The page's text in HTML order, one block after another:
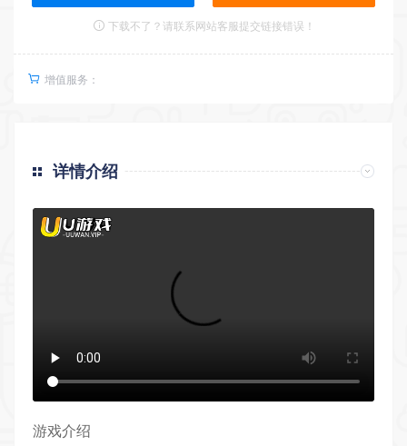
下载不了？请联系网站客服提交链接错误！
增值服务：
详情介绍
游戏介绍